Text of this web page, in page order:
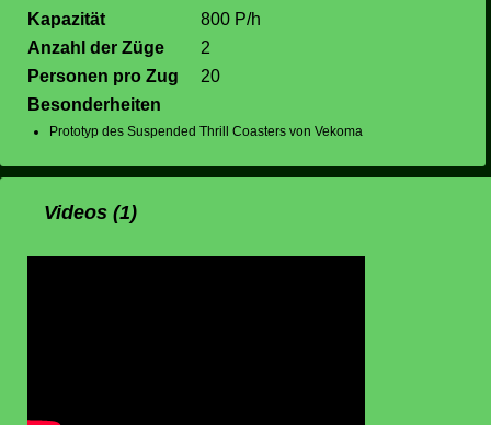
Kapazität
800 P/h
Anzahl der Züge
2
Personen pro Zug
20
Besonderheiten
Prototyp des Suspended Thrill Coasters von Vekoma
Videos (1)